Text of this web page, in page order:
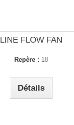
LINE FLOW FAN
Repère : 18
Détails